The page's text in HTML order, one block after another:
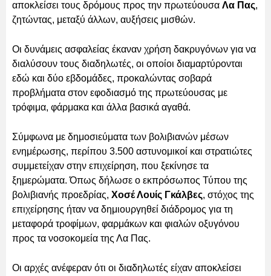
αποκλείσει τους δρόμους προς την πρωτεύουσα Λα Πας,
ζητώντας, μεταξύ άλλων, αυξήσεις μισθών.
Οι δυνάμεις ασφαλείας έκαναν χρήση δακρυγόνων για να
διαλύσουν τους διαδηλωτές, οι οποίοι διαμαρτύρονται
εδώ και δύο εβδομάδες, προκαλώντας σοβαρά
προβλήματα στον εφοδιασμό της πρωτεύουσας με
τρόφιμα, φάρμακα και άλλα βασικά αγαθά.
Σύμφωνα με δημοσιεύματα των βολιβιανών μέσων
ενημέρωσης, περίπου 3.500 αστυνομικοί και στρατιώτες
συμμετείχαν στην επιχείρηση, που ξεκίνησε τα
ξημερώματα. Όπως δήλωσε ο εκπρόσωπος Τύπου της
βολιβιανής προεδρίας, Χοσέ Λουίς Γκάλβες, στόχος της
επιχείρησης ήταν να δημιουργηθεί διάδρομος για τη
μεταφορά τροφίμων, φαρμάκων και φιαλών οξυγόνου
προς τα νοσοκομεία της Λα Πας.
Οι αρχές ανέφεραν ότι οι διαδηλωτές είχαν αποκλείσει